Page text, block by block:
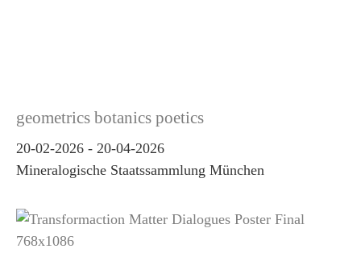
geometrics botanics poetics
20-02-2026- 20-04-2026
Mineralogische Staatssammlung München